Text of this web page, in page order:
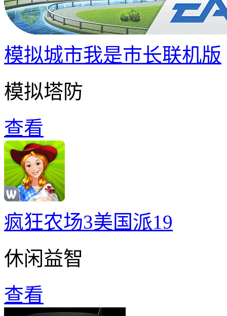
模拟城市我是巿长联机版
模拟塔防
查看
疯狂农场3美国派19
休闲益智
查看